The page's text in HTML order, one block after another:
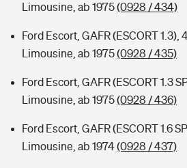
Limousine, ab 1975(0928 / 434)
Ford Escort, GAFR (ESCORT 1.3),
Limousine, ab 1975(0928 / 435)
Ford Escort, GAFR (ESCORT 1.3
Limousine, ab 1975(0928 / 436)
Ford Escort, GAFR (ESCORT 1.6
Limousine, ab 1974(0928 / 437)